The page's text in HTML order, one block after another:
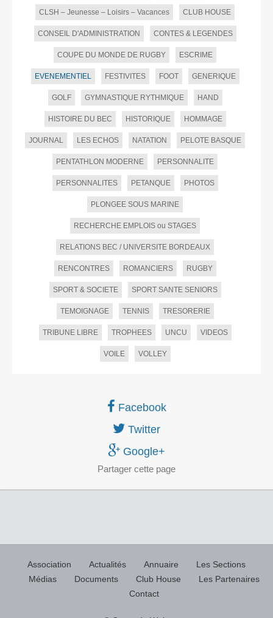
CLSH – Jeunesse – Loisirs – Vacances CLUB HOUSE
CONSEIL D'ADMINISTRATION CONTES & LEGENDES
COUPE DU MONDE DE RUGBY ESCRIME
EVENEMENTIEL FESTIVITES FOOT GENERIQUE
GOLF GYMNASTIQUE RYTHMIQUE HAND
HISTOIRE DU BEC HISTORIQUE HOMMAGE
JOURNAL LES ECHOS NATATION PELOTE BASQUE
PENTATHLON MODERNE PERSONNALITE
PERSONNALITES PETANQUE PHOTOS
PLONGEE SOUS MARINE
RECHERCHE EMPLOIS ou STAGES
RELATIONS BEC / UNIVERSITE BORDEAUX
RENCONTRES ROMANCIERS RUGBY
SPORT & SOCIETE SPORT SANTE SENIORS
TEMOIGNAGE TENNIS TRESORERIE
TRIBUNE LIBRE TROPHEES UNCU VIDEOS
VOILE VOLLEY
Facebook
Twitter
Google+
Partager cette page
Association Actualités Annuaire
Les Sections
Médias
Documents Club House
Les Partenaires
Contact